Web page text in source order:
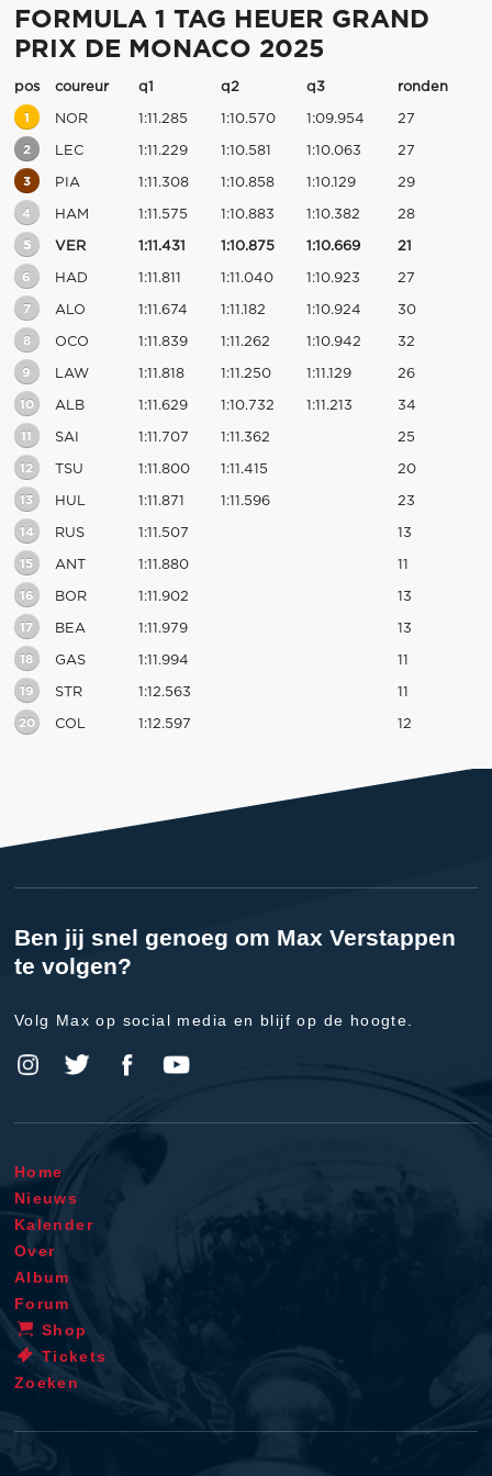
FORMULA 1 TAG HEUER GRAND
PRIX DE MONACO 2025
pos coureur q1 q2 q3 ronden
1 NOR 1:11.285 1:10.570 1:09.954 27
2 LEC 1:11.229 1:10.581 1:10.063 27
3 PIA 1:11.308 1:10.858 1:10.129 29
4 HAM 1:11.575 1:10.883 1:10.382 28
5 VER 1:11.431 1:10.875 1:10.669 21
6 HAD 1:11.811 1:11.040 1:10.923 27
7 ALO 1:11.674 1:11.182 1:10.924 30
8 OCO 1:11.839 1:11.262 1:10.942 32
9 LAW 1:11.818 1:11.250 1:11.129 26
10 ALB 1:11.629 1:10.732 1:11.213 34
11 SAI 1:11.707 1:11.362 25
12 TSU 1:11.800 1:11.415 20
13 HUL 1:11.871 1:11.596 23
14 RUS 1:11.507 13
15 ANT 1:11.880 11
16 BOR 1:11.902 13
17 BEA 1:11.979 13
18 GAS 1:11.994 11
19 STR 1:12.563 11
20 COL 1:12.597 12
Ben jij snel genoeg om Max Verstappen
te volgen?
Volg Max op social media en blijf op de hoogte.
Home
Nieuws
Kalender
Over
Album
Forum
Shop
Tickets
Zoeken